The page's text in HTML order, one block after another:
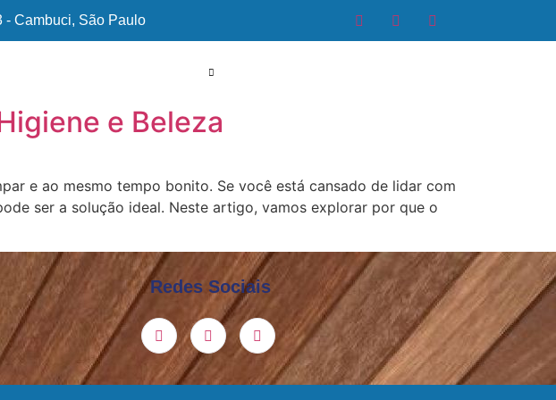
- Cambuci, São Paulo
e Beleza
e ao mesmo tempo bonito. Se você está cansado de lidar com
ser a solução ideal. Neste artigo, vamos explorar por que o
Redes Sociais